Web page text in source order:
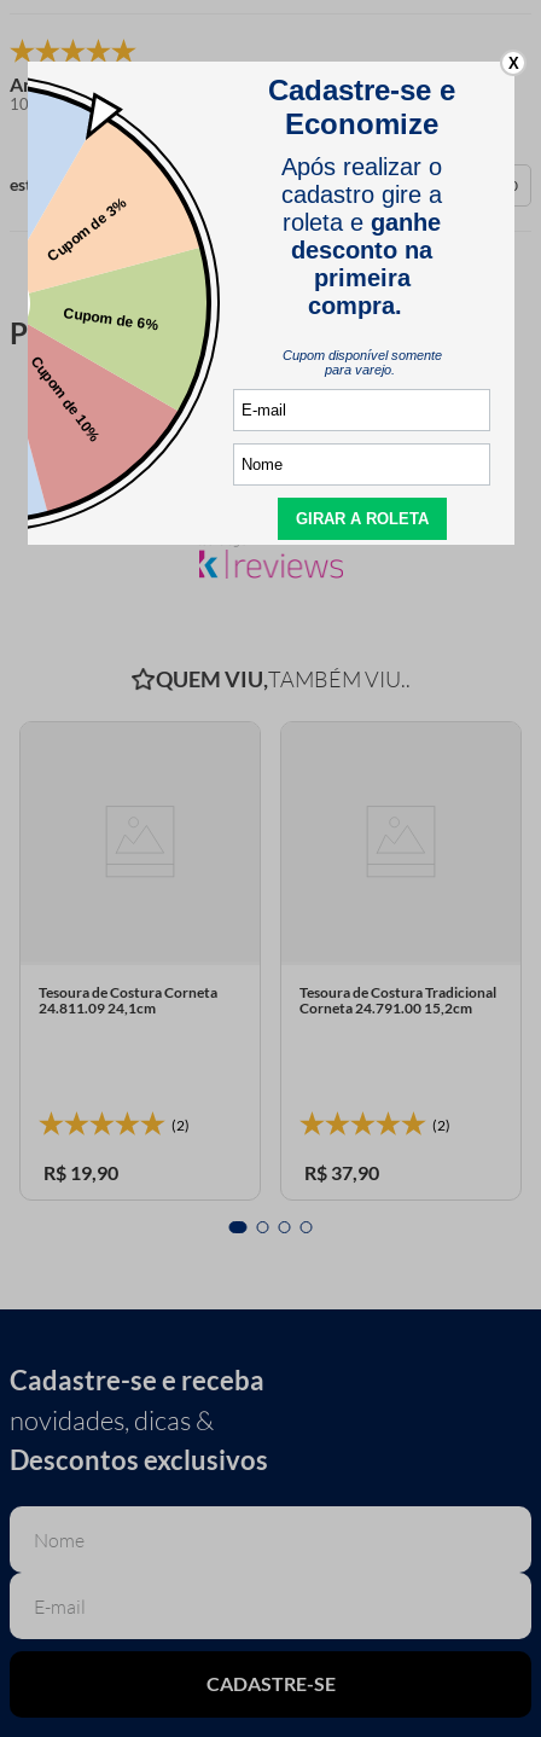
Ana P.
10 meses atrás comprador verificado
esta avaliação foi útil? 0
Perguntas & respostas
Este produto ainda não tem perguntas
SEJA O PRIMEIRO A PERGUNTAR
QUEM VIU,TAMBÉM VIU..
Tesoura de Costura Corneta
24.811.09 24,1cm
(2)
R$ 19,90
Tesoura de Costura Tradicional
Corneta 24.791.00 15,2cm
(2)
R$ 37,90
Cadastre-se e receba
novidades, dicas &
Descontos exclusivos
CADASTRE-SE
X